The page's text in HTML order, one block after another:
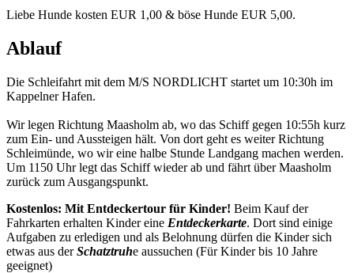
Liebe Hunde kosten EUR 1,00 & böse Hunde EUR 5,00.
Ablauf
Die Schleifahrt mit dem M/S NORDLICHT startet um 10:30h im
Kappelner Hafen.
Wir legen Richtung Maasholm ab, wo das Schiff gegen 10:55h kurz
zum Ein- und Aussteigen hält. Von dort geht es weiter Richtung
Schleimünde, wo wir eine halbe Stunde Landgang machen werden.
Um 1150 Uhr legt das Schiff wieder ab und fährt über Maasholm
zurück zum Ausgangspunkt.
Kostenlos: Mit Entdeckertour für Kinder! Beim Kauf der
Fahrkarten erhalten Kinder eine Entdeckerkarte. Dort sind einige
Aufgaben zu erledigen und als Belohnung dürfen die Kinder sich
etwas aus derSchatztruhe aussuchen (Für Kinder bis 10 Jahre
geeignet)